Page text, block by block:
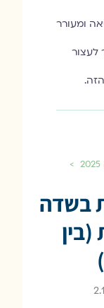
ומעורר
לעצור
בשדה